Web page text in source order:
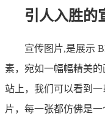
引人入胜的
宣传图片,是展示
素，宛如一幅幅精美
站上，我们可以看到
片，每一张都仿佛是一